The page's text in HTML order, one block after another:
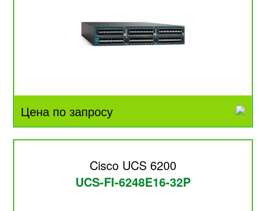
Цена по запросу
Cisco UCS 6200
UCS-FI-6248E16-32P